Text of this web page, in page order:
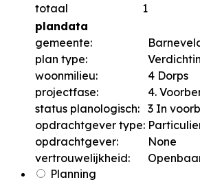
totaal
1
plandata
gemeente:
plan type:
woonmilieu:
4 Dorps
projectfase:
4.
status planologisch: 3 In
opdrachtgever type:
opdrachtgever:
None
vertrouwelijkheid:
Planning